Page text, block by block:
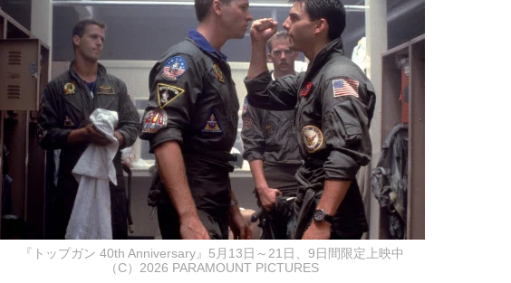
『トップガン 40th Anniversary』5月13日～21日、9日間限定上映中
（C）2026 PARAMOUNT PICTURES